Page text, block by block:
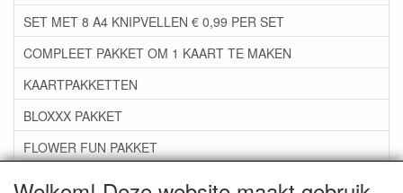
SET MET 8 A4 KNIPVELLEN € 0,99 PER SET
COMPLEET PAKKET OM 1 KAART TE MAKEN
KAARTPAKKETTEN
BLOXXX PAKKET
FLOWER FUN PAKKET
***GROEP 06*** TAPE/LIJM SNIJMALLEN STEMPELS